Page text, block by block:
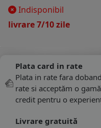
Indisponibil
livrare 7/10 zile
Plata card in rate
Plata in rate fara
rate si acceptăm o
credit pentru o
Livrare gratuită